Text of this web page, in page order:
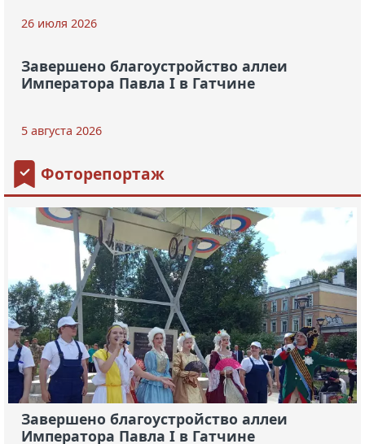
26 июля 2026
Завершено благоустройство аллеи
Императора Павла I в Гатчине
5 августа 2026
Фоторепортаж
Завершено благоустройство аллеи
Императора Павла I в Гатчине